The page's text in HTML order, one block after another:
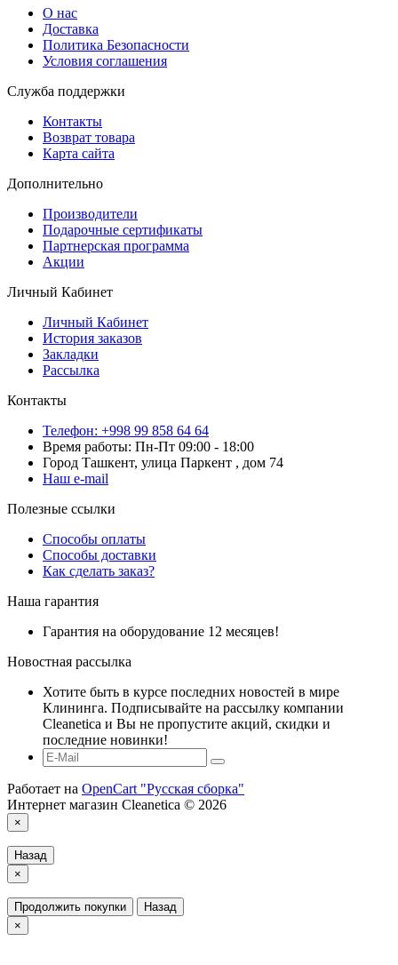
О нас
Доставка
Политика Безопасности
Условия соглашения
Служба поддержки
Контакты
Возврат товара
Карта сайта
Дополнительно
Производители
Подарочные сертификаты
Партнерская программа
Акции
Личный Кабинет
Личный Кабинет
История заказов
Закладки
Рассылка
Контакты
Телефон: +998 99 858 64 64
Время работы: Пн-Пт 09:00 - 18:00
Город Ташкент, улица Паркент , дом 74
Наш e-mail
Полезные ссылки
Способы оплаты
Способы доставки
Как сделать заказ?
Наша гарантия
Гарантия на оборудование 12 месяцев!
Новостная рассылка
Хотите быть в курсе последних новостей в мире
Клининга. Подписывайте на рассылку компании
Cleanetica и Вы не пропустите акций, скидки и
последние новинки!
Работает на OpenCart "Русская сборка"
Интернет магазин Cleanetica © 2026
×
Назад
×
Продолжить покупки
Назад
×